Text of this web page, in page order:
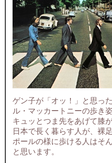
ゲン子が「オッ！」と思っ
ル・マッカートニーの歩き姿
キュッとつま先をあげて膝
日本で長く暮らす人が、裸
ポールの様に歩ける人はそ
と思います。